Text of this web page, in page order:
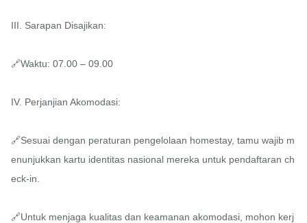
III. Sarapan Disajikan:
🔗Waktu: 07.00 – 09.00
IV. Perjanjian Akomodasi:
🔗Sesuai dengan peraturan pengelolaan homestay, tamu wajib m
enunjukkan kartu identitas nasional mereka untuk pendaftaran ch
eck-in.
🔗Untuk menjaga kualitas dan keamanan akomodasi, mohon kerj